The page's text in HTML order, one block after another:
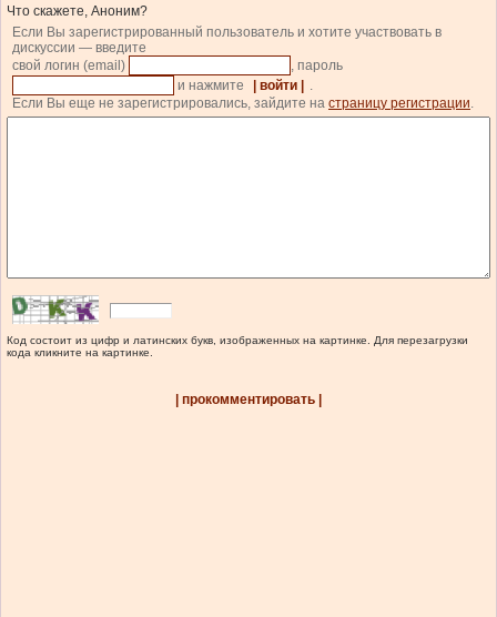
Что скажете, Аноним?
Если Вы зарегистрированный пользователь и хотите участвовать в
дискуссии — введите
свой логин (email)
, пароль
и нажмите
| войти |
.
Если Вы еще не зарегистрировались, зайдите на страницу регистрации.
Код состоит из цифр и латинских букв, изображенных на картинке. Для перезагрузки
кода кликните на картинке.
| прокомментировать |